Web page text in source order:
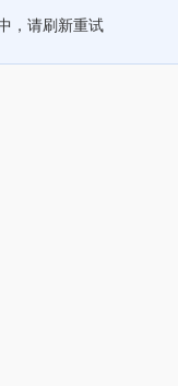
，请刷新重试